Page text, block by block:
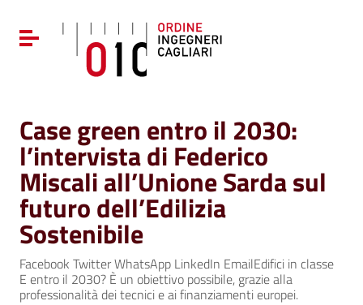
Vai al menu di navigazione
Vai al footer
Attiva / disattiva la navigazione
Case green entro il 2030:
l’intervista di Federico
Miscali all’Unione Sarda sul
futuro dell’Edilizia
Sostenibile
Facebook Twitter WhatsApp LinkedIn EmailEdifici in classe
E entro il 2030? È un obiettivo possibile, grazie alla
professionalità dei tecnici e ai finanziamenti europei.